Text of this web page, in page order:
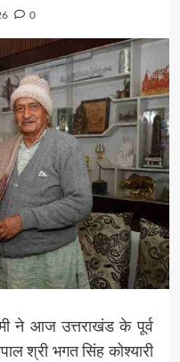
0
ने आज उत्तराखंड के पूर्व
श्री भगत सिंह कोश्यारी